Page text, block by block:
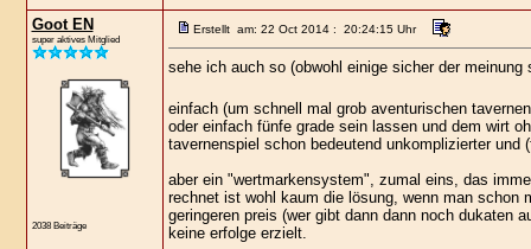
Goot EN
super aktives Mitglied
2038 Beiträge
Erstellt am: 22 Oct 2014 : 20:24:15 Uhr
sehe ich auch so (obwohl einige sicher der
einfach (um schnell mal grob aventurischen
oder einfach fünfe grade sein lassen und dem wirt
tavernenspiel schon bedeutend unkomplizierter und
aber ein "wertmarkensystem", zumal eins, das
rechnet ist wohl kaum die lösung, wenn man schon
geringeren preis (wer gibt dann dann noch dukaten
keine erfolge erzielt.